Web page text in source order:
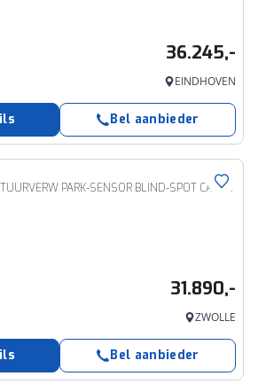
36.245,-
EINDHOVEN
Bel aanbieder
1.5 2WD STOELVERW STUURVERW PARK-SENSOR BLIND-SPOT CARPLAY LENDESTEUN
31.890,-
ZWOLLE
Bel aanbieder